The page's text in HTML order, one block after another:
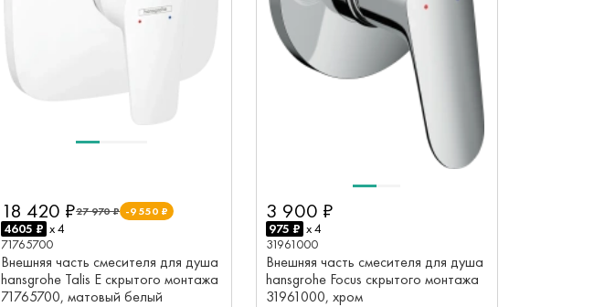
27 970 ₽ -9 550 ₽
18 420 ₽
4605 ₽ x 4
71765700
Внешняя часть смесителя для душа
hansgrohe Talis E скрытого монтажа
71765700, матовый белый
3 900 ₽
975 ₽ x 4
31961000
Внешняя часть смесителя для душа
hansgrohe Focus скрытого монтажа
31961000, хром